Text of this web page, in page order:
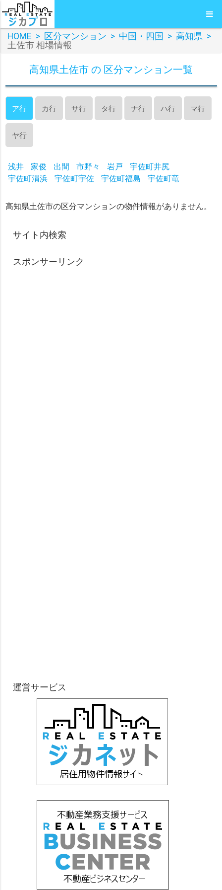
HOME > 区分マンション > 中国・四国 > 高知県 >
土佐市 相場情報
高知県土佐市 の 区分マンション一覧
ア行 カ行 サ行 タ行 ナ行 ハ行 マ行
ヤ行
浅井 家俊 出間 市野々 岩戸
宇佐町井尻
宇佐町渭浜
宇佐町宇佐 宇佐町福島 宇佐町竜
高知県土佐市の区分マンションの物件情報がありません。
サイト内検索
スポンサーリンク
運営サービス